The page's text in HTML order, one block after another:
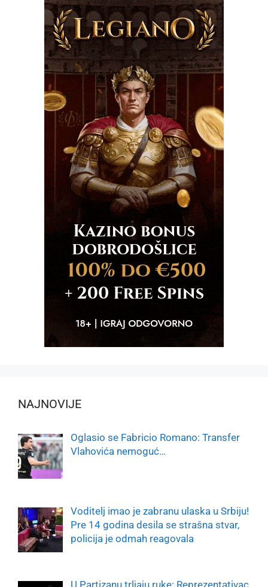
NAJNOVIJE
Oglasio se Fabricio Romano: Transfer
Vlahovića nemoguć…
Voditelj imao je zabranu ulaska u Srbiju!
Pre 14 godina desila se strašna stvar,
policija je odmah reagovala